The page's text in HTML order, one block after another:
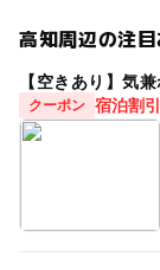
高知周辺の注
【空きあり】気
クーポン 宿泊割